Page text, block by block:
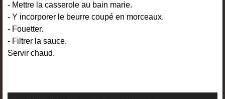
- Mettre la casserole au bain marie.
- Y incorporer le beurre coupé en morceaux.
- Fouetter.
- Filtrer la sauce.
Servir chaud.